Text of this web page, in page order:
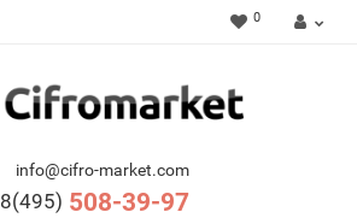
0
info@cifro-market.com
8(495) 508-39-97